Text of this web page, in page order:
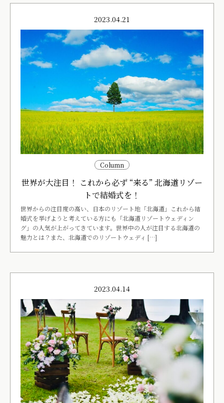
2023.04.21
Column
世界が大注目！ これから必ず “来る” 北海道リゾー
トで結婚式を！
世界からの注目度の高い、日本のリゾート地「北海道」これから結
婚式を挙げようと考えている方にも「北海道リゾートウェディン
グ」の人気が上がってきています。世界中の人が注目する北海道の
魅力とは？また、北海道でのリゾートウェディ […]
2023.04.14